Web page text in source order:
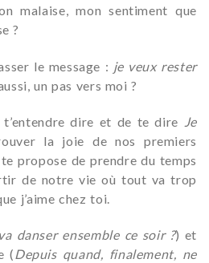
malaise, mon sentiment que
?
le message : je veux rester
un pas vers moi ?
t’entendre dire et de te dire Je
la joie de nos premiers
propose de prendre du temps
de notre vie où tout va trop
j’aime chez toi.
danser ensemble ce soir ?) et
(Depuis quand, finalement, ne